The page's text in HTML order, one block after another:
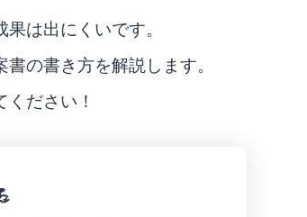
は出にくいです。
の書き方を解説します。
ださい！